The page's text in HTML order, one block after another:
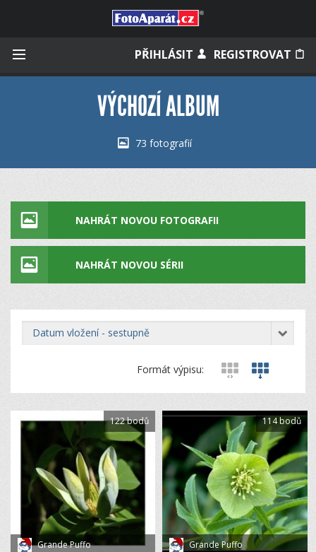
PŘIHLÁSIT REGISTROVAT
Měli jste účet na starém webu?
VÝCHOZÍ ALBUM
73 fotografií
NAHRÁT NOVOU FOTOGRAFII
NAHRÁT NOVOU SÉRII
datum vložení - sestupně
Formát výpisu:
Grande Puffo
122 bodů
Grande Puffo
114 bodů